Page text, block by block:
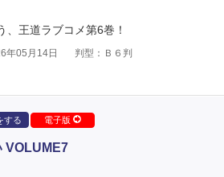
王道ラブコメ第6巻！
年05月14日 判型：Ｂ６判
する 電子版
VOLUME7